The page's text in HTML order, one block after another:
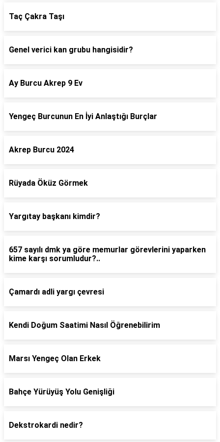
Taç Çakra Taşı
Genel verici kan grubu hangisidir?
Ay Burcu Akrep 9 Ev
Yengeç Burcunun En İyi Anlaştığı Burçlar
Akrep Burcu 2024
Rüyada Öküz Görmek
Yargıtay başkanı kimdir?
657 sayılı dmk ya göre memurlar görevlerini yaparken
kime karşı sorumludur?..
Çamardı adli yargı çevresi
Kendi Doğum Saatimi Nasıl Öğrenebilirim
Marsı Yengeç Olan Erkek
Bahçe Yürüyüş Yolu Genişliği
Dekstrokardi nedir?